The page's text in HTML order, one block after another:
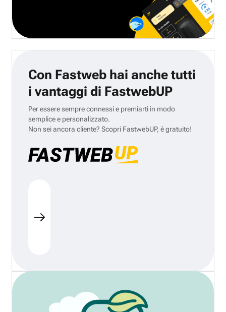
Con Fastweb hai anche tutti
i vantaggi di FastwebUP
Per essere sempre connessi e premiarti in modo
semplice e personalizzato.
Non sei ancora cliente? Scopri FastwebUP, è gratuito!